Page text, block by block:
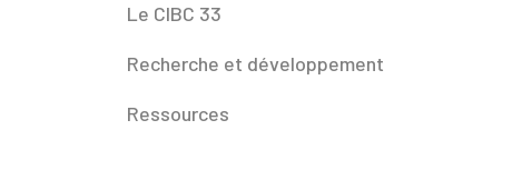
Le CIBC 33
Recherche et développement
Ressources